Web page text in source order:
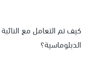
كيف تم التعامل مع
الدبلوماسية؟